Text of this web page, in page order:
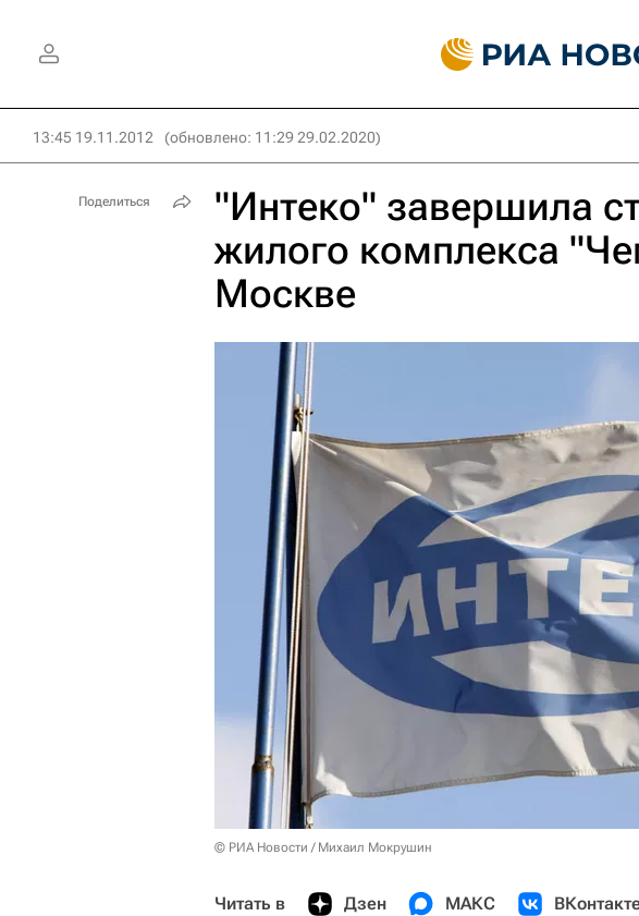
13:45 19.11.2012 (обновлено: 11:29 29.02.2020)
"Интеко" завершила
жилого комплекса
Москве
© РИА Новости / Михаил Мокрушин
Читать в Дзен МАКС
Поделиться